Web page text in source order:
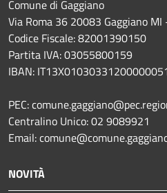
Comune di Gaggiano
Via Roma 36 20083 Gaggiano
Codice Fiscale: 82001390150
Partita IVA: 03055800159
IBAN:
PEC:
Centralino Unico: 02 9089921
Email:
NOVITÀ